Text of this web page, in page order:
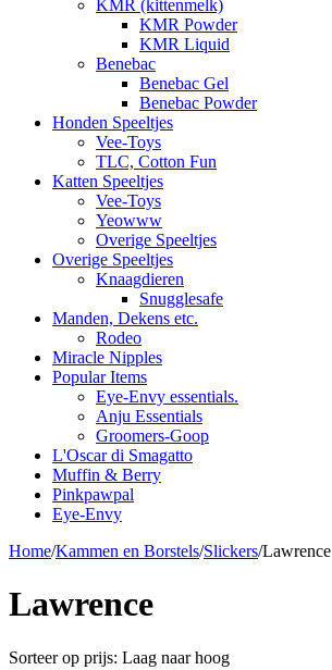
KMR (kittenmelk)
KMR Powder
KMR Liquid
Benebac
Benebac Gel
Benebac Powder
Honden Speeltjes
Vee-Toys
TLC, Cotton Fun
Katten Speeltjes
Vee-Toys
Yeowww
Overige Speeltjes
Overige Speeltjes
Knaagdieren
Snugglesafe
Manden, Dekens etc.
Rodeo
Miracle Nipples
Popular Items
Eye-Envy essentials.
Anju Essentials
Groomers-Goop
L'Oscar di Smagatto
Muffin & Berry
Pinkpawpal
Eye-Envy
Home/Kammen en Borstels/Slickers/Lawrence
Lawrence
Sorteer op prijs: Laag naar hoog